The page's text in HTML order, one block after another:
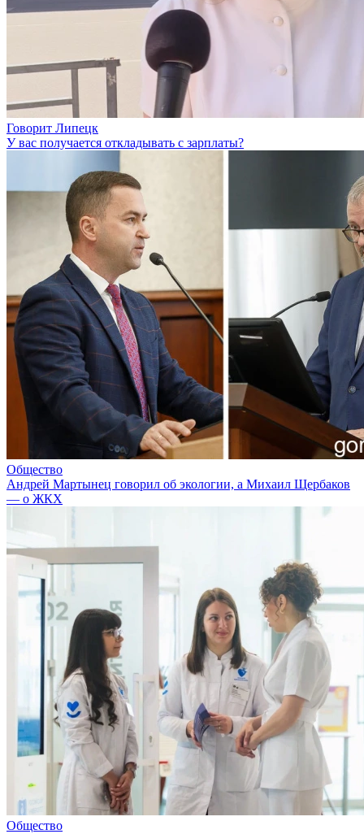
Говорит Липецк
У вас получается откладывать с зарплаты?
Общество
Андрей Мартынец говорил об экологии, а Михаил Щербаков
— о ЖКХ
Общество